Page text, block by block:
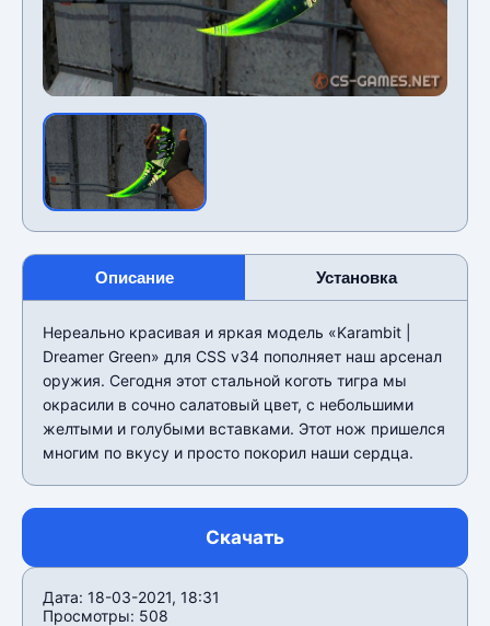
Описание Установка
Нереально красивая и яркая модель «Karambit |
Dreamer Green» для CSS v34 пополняет наш арсенал
оружия. Сегодня этот стальной коготь тигра мы
окрасили в сочно салатовый цвет, с небольшими
желтыми и голубыми вставками. Этот нож пришелся
многим по вкусу и просто покорил наши сердца.
Скачать
Дата: 18-03-2021, 18:31
Просмотры: 508